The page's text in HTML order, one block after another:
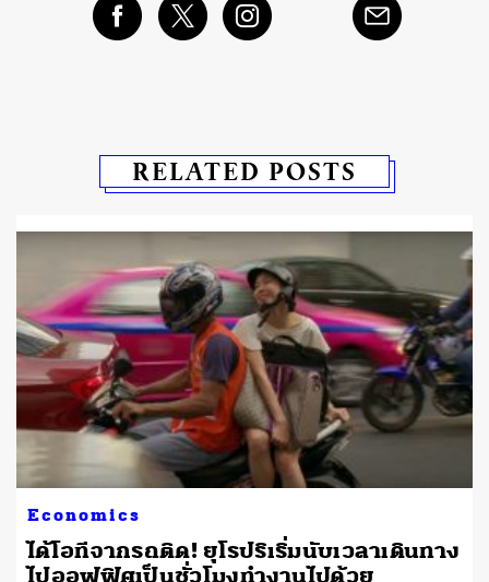
RELATED POSTS
Economics
ได้โอทีจากรถติด! ยุโรปริเริ่มนับเวลาเดินทาง
ไปออฟฟิศเป็นชั่วโมงทำงานไปด้วย